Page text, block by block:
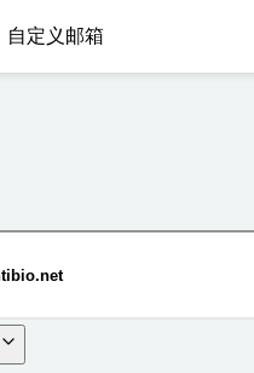
自定义邮箱